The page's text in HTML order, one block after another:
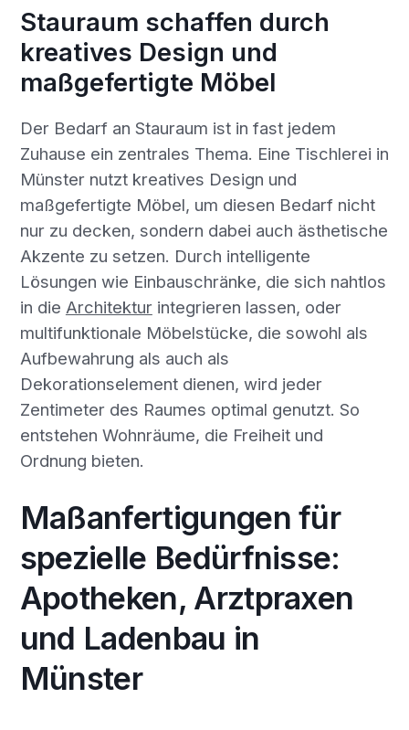
Stauraum schaffen durch
kreatives Design und
maßgefertigte Möbel
Der Bedarf an Stauraum ist in fast jedem
Zuhause ein zentrales Thema. Eine Tischlerei in
Münster nutzt kreatives Design und
maßgefertigte Möbel, um diesen Bedarf nicht
nur zu decken, sondern dabei auch ästhetische
Akzente zu setzen. Durch intelligente
Lösungen wie Einbauschränke, die sich nahtlos
in die Architekturintegrieren lassen, oder
multifunktionale Möbelstücke, die sowohl als
Aufbewahrung als auch als
Dekorationselement dienen, wird jeder
Zentimeter des Raumes optimal genutzt. So
entstehen Wohnräume, die Freiheit und
Ordnung bieten.
Maßanfertigungen für
spezielle Bedürfnisse:
Apotheken, Arztpraxen
und Ladenbau in
Münster